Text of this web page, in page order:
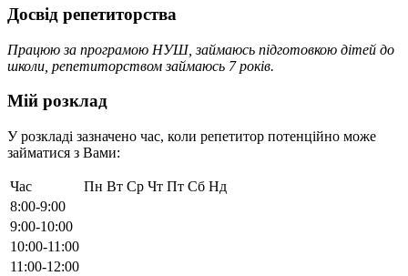
Досвід репетиторства
Працюю за програмою НУШ, займаюсь підготовкою дітей до
школи, репетиторством займаюсь 7 років.
Мій розклад
У розкладі зазначено час, коли репетитор потенційно може
займатися з Вами:
Час Пн Вт Ср Чт Пт Сб Нд
8:00-9:00
9:00-10:00
10:00-11:00
11:00-12:00